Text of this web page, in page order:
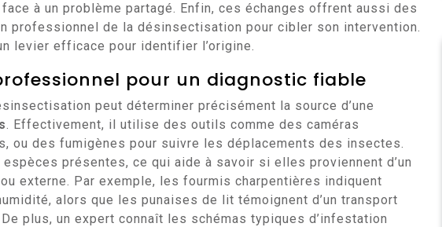
à un problème partagé. Enfin, ces échanges offrent aussi des
professionnel de la désinsectisation pour cibler son intervention.
levier efficace pour identifier l’origine.
pour un diagnostic fiable
peut déterminer précisément la source d’une
. Effectivement, il utilise des outils comme des caméras
ou des fumigènes pour suivre les déplacements des insectes.
présentes, ce qui aide à savoir si elles proviennent d’un
externe. Par exemple, les fourmis charpentières indiquent
alors que les punaises de lit témoignent d’un transport
plus, un expert connaît les schémas typiques d’infestation